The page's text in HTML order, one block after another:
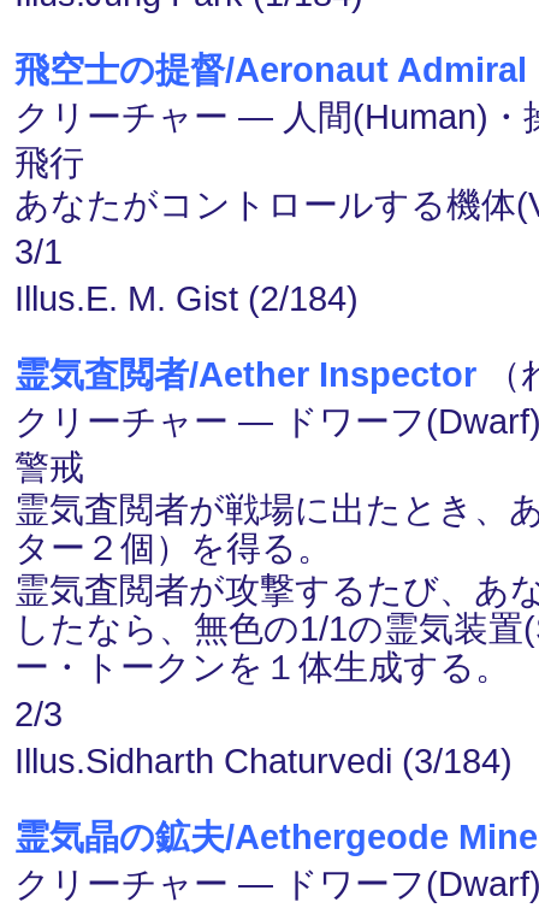
飛空士の提督/Aeronaut Admiral
クリーチャー ― 人間(Human)
飛行
あなたがコントロールする機体
3/1
Illus.E. M. Gist (2/184)
霊気査閲者/Aether Inspector
クリーチャー ― ドワーフ
警戒
霊気査閲者が戦場に出たとき、
ター２個）を得る。
霊気査閲者が攻撃するたび、あ
したなら、無色の1/1の霊気装
ー・トークンを１体生成する。
2/3
Illus.Sidharth Chaturvedi (3/184)
霊気晶の鉱夫/Aethergeode
クリーチャー ― ドワーフ